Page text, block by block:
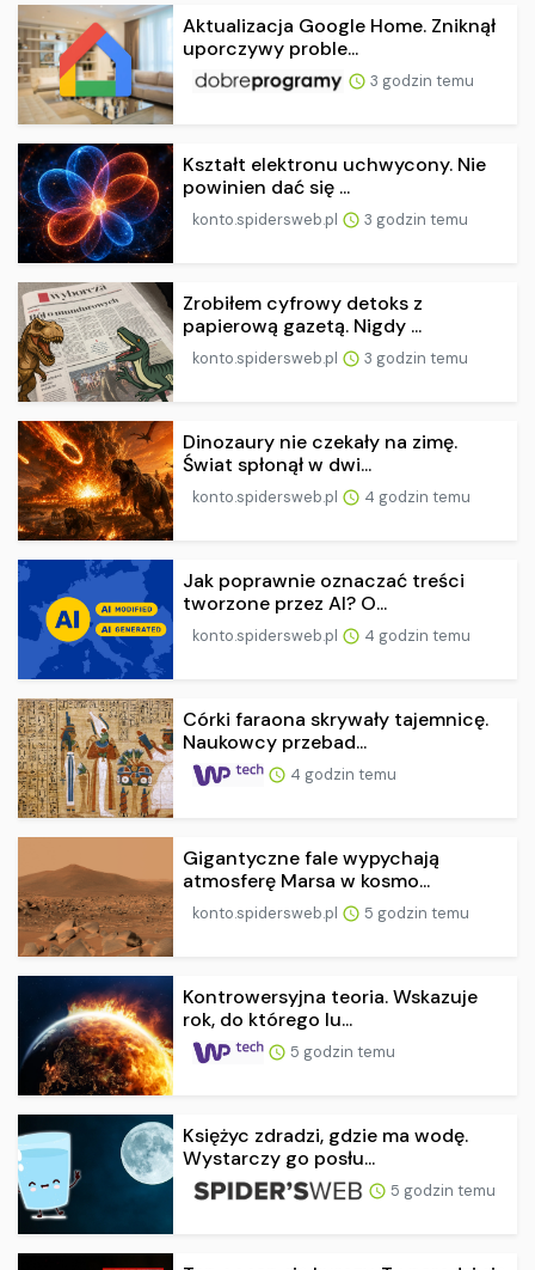
Aktualizacja Google Home. Zniknął
uporczywy proble...
3 godzin temu
Kształt elektronu uchwycony. Nie
powinien dać się ...
konto.spidersweb.pl 3 godzin temu
Zrobiłem cyfrowy detoks z
papierową gazetą. Nigdy ...
konto.spidersweb.pl 3 godzin temu
Dinozaury nie czekały na zimę.
Świat spłonął w dwi...
konto.spidersweb.pl 4 godzin temu
Jak poprawnie oznaczać treści
tworzone przez AI? O...
konto.spidersweb.pl 4 godzin temu
Córki faraona skrywały tajemnicę.
Naukowcy przebad...
4 godzin temu
Gigantyczne fale wypychają
atmosferę Marsa w kosmo...
konto.spidersweb.pl 5 godzin temu
Kontrowersyjna teoria. Wskazuje
rok, do którego lu...
5 godzin temu
Księżyc zdradzi, gdzie ma wodę.
Wystarczy go posłu...
5 godzin temu